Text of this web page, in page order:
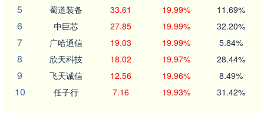
5 蜀道装备 33.61 19.99% 11.69%
6 中巨芯 27.85 19.99% 32.20%
7 广哈通信 19.03 19.99% 5.84%
8 欣天科技 18.02 19.97% 28.44%
9 飞天诚信 12.56 19.96% 8.49%
10 任子行 7.16 19.93% 31.42%